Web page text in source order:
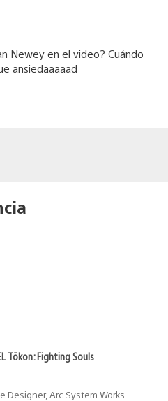
Newey en el video? Cuándo
ansiedaaaaad
Tōkon: Fighting Souls
Designer, Arc System Works